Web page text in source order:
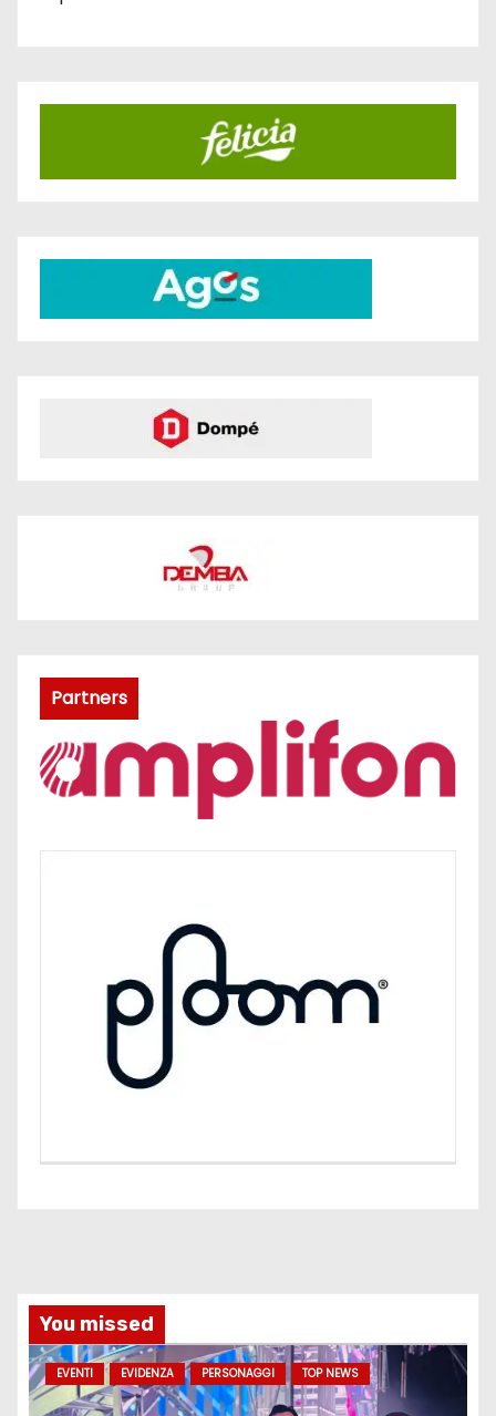
Partners
You missed
EVENTI EVIDENZA PERSONAGGI TOP NEWS